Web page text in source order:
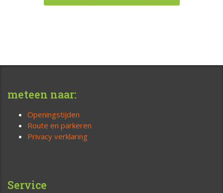
meteen naar:
Openingstijden
Route en parkeren
Privacy verklaring
Service